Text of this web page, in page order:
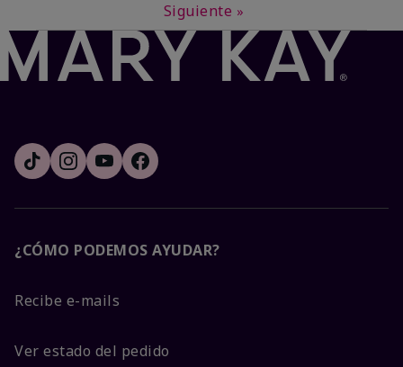
Siguiente »
¿CÓMO PODEMOS AYUDAR?
Recibe e-mails
Ver estado del pedido